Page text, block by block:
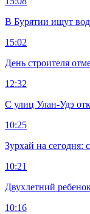
В Бурятии ищут
15:02
День строителя
12:32
С улиц Улан-Удэ
10:25
Зурхай на сегодня:
10:21
Двухлетний
10:16